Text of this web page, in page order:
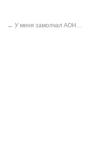
← У меня замолчал АОН…